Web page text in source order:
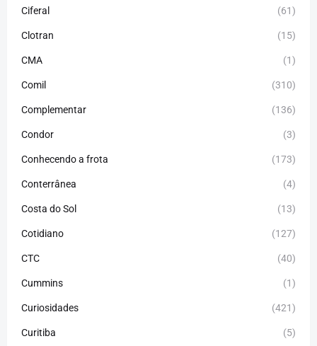
Ciferal (61)
Clotran (15)
CMA (1)
Comil (310)
Complementar (136)
Condor (3)
Conhecendo a frota (173)
Conterrânea (4)
Costa do Sol (13)
Cotidiano (127)
CTC (40)
Cummins (1)
Curiosidades (421)
Curitiba (5)